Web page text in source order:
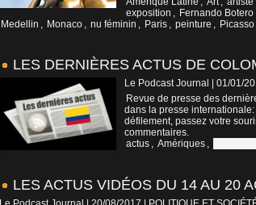
exposition , Fernando Botero
Medellin , Monaco , nu féminin , Paris , peinture , Picasso
LES DERNIÈRES ACTUS DE
Le Podcast Journal | 01/01/
Revue de presse des
dans la presse
défilement, passez votre
commentaires.
actus , Amériques ,
LES ACTUS VIDÉOS DU 14 AU 20